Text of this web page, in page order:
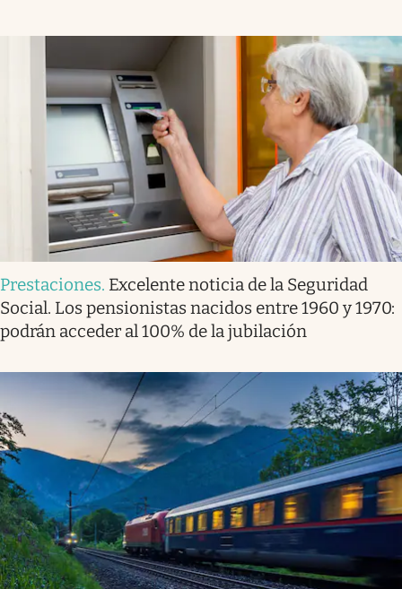
Prestaciones. Excelente noticia de la Seguridad
Social. Los pensionistas nacidos entre 1960 y 1970:
podrán acceder al 100% de la jubilación